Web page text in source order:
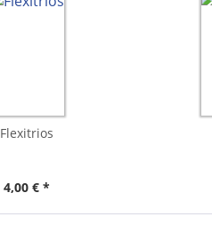
Flexitrios
4,00 € *